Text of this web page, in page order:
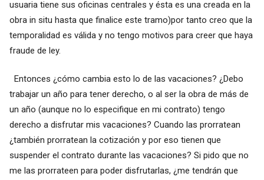
usuaria tiene sus oficinas centrales y ésta es una creada en la
obra in situ hasta que finalice este tramo)por tanto creo que la
temporalidad es válida y no tengo motivos para creer que haya
fraude de ley.
Entonces ¿cómo cambia esto lo de las vacaciones? ¿Debo
trabajar un año para tener derecho, o al ser la obra de más de
un año (aunque no lo especifique en mi contrato) tengo
derecho a disfrutar mis vacaciones? Cuando las prorratean
¿también prorratean la cotización y por eso tienen que
suspender el contrato durante las vacaciones? Si pido que no
me las prorrateen para poder disfrutarlas, ¿me tendrán que